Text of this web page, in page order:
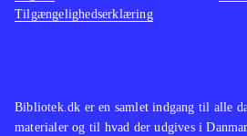
Bibliotek.dk er en samlet indgang til alle
materialer og til hvad der udgives i
Tilgængelighedserklæring